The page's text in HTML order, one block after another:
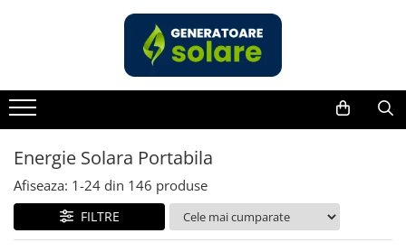
Acasa
Statii de Alimentare Portabile
Pana in 1000W
Intre 1000-2000W
Intre 2000-3000W
Peste 3000W
Energie Solara Portabila
Afiseaza: 1-24 din 146 produse
FILTRE